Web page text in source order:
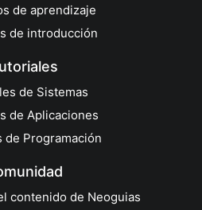
de aprendizaje
de introducción
de Sistemas
de Aplicaciones
de Programación
contenido de Neoguias